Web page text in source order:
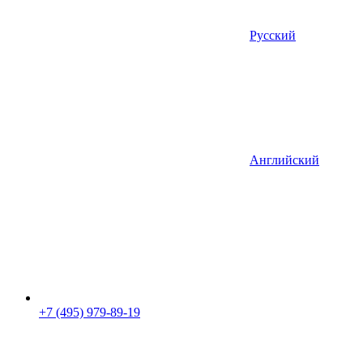
Русский
Английский
+7 (495) 979-89-19